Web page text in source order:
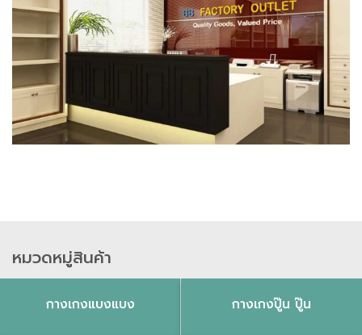
หมวดหมู่สินค้า
กางเกงแบงแบง กางเกงปู๊น ปู๊น